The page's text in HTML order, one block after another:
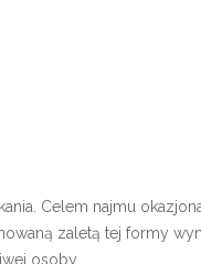
Celem najmu
zaletą tej formy
osoby.